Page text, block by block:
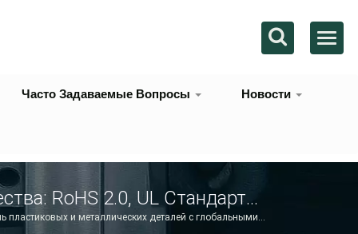
Часто Задаваемые Вопросы Новости
RoHS 2.0, UL Стандарты
TS 16949, IATF 16949, IECQ
пластиковых и металлических деталей с глобальными